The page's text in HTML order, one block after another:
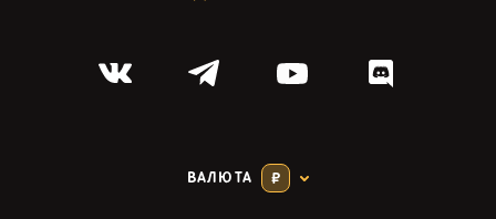
ВАЛЮТА ₽